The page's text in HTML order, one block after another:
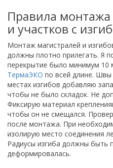
Правила монтажа
и участков с
Монтаж магистралей и
должны плотно прилегать. Я
перекрытие было минимум 10
ТермаЭКО по всей длине.
местах изгибов добавляю
чтобы не было складок. Не
Фиксирую материал
чтобы он не смещался.
после монтажа. При
изолирую место соединения
Радиусы изгиба должны быть
деформировалась.